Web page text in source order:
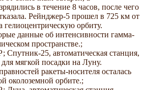
в течение 8 часов, после чего
Рейнджер-5 прошел в 725 км от
орбиту.
данные об интенсивности гамма-
пространстве.;
Спутник-25, автоматическая станция,
мягкой посадки на Луну.
ракеты-носителя осталась
околоземной орбите.;